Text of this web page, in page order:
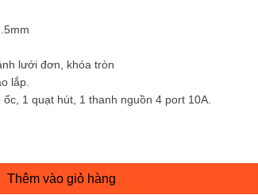
lưới đơn, khóa tròn
lắp.
1 quạt hút, 1 thanh nguồn 4 port 10A.
số lượng
Thêm vào giỏ hàng